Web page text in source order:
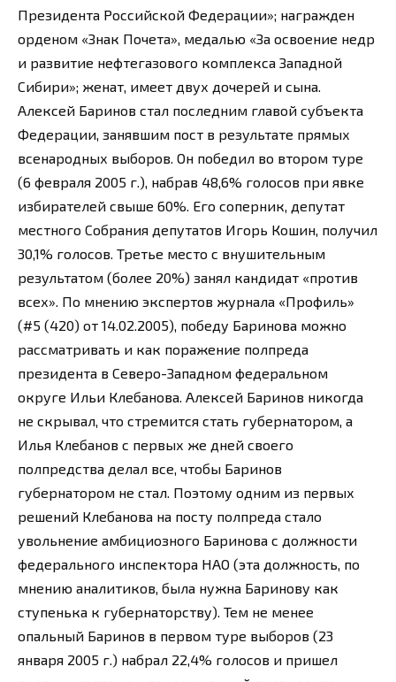
Президента Российской Федерации»; награжден
орденом «Знак Почета», медалью «За освоение недр
и развитие нефтегазового комплекса Западной
Сибири»; женат, имеет двух дочерей и сына.
Алексей Баринов стал последним главой субъекта
Федерации, занявшим пост в результате прямых
всенародных выборов. Он победил во втором туре
(6 февраля 2005 г.), набрав 48,6% голосов при явке
избирателей свыше 60%. Его соперник, депутат
местного Собрания депутатов Игорь Кошин, получил
30,1% голосов. Третье место с внушительным
результатом (более 20%) занял кандидат «против
всех». По мнению экспертов журнала «Профиль»
(#5 (420) от 14.02.2005), победу Баринова можно
рассматривать и как поражение полпреда
президента в Северо-Западном федеральном
округе Ильи Клебанова. Алексей Баринов никогда
не скрывал, что стремится стать губернатором, а
Илья Клебанов с первых же дней своего
полпредства делал все, чтобы Баринов
губернатором не стал. Поэтому одним из первых
решений Клебанова на посту полпреда стало
увольнение амбициозного Баринова с должности
федерального инспектора НАО (эта должность, по
мнению аналитиков, была нужна Баринову как
ступенька к губернаторству). Тем не менее
опальный Баринов в первом туре выборов (23
января 2005 г.) набрал 22,4% голосов и пришел